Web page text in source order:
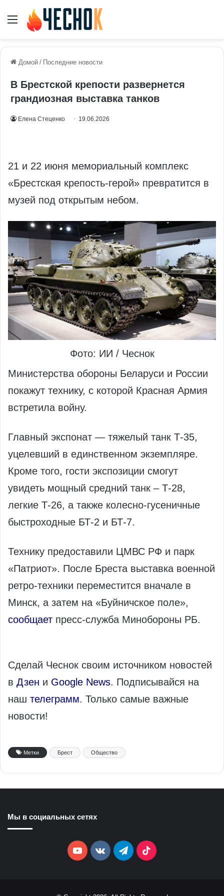
Меню
Домой / Последние новости
В Брестской крепости развернется
грандиозная выставка танков
Елена Стеценко 19.06.2026
21 и 22 июня мемориальный комплекс
«Брестская крепость-герой» превратится в
музей под открытым небом.
Фото: ИИ / Чеснок
Министерства обороны Беларуси и России
покажут технику, с которой Красная Армия
встретила войну.
Главный экспонат — тяжелый танк Т-35,
уцелевший в единственном экземпляре.
Кроме того, гости экспозиции смогут
увидеть мощный средний танк – Т-28,
легкие Т-26, а также колесно-гусеничные
быстроходные БТ-2 и БТ-7.
Технику предоставили ЦМВС РФ и парк
«Патриот». После Бреста выставка военной
ретро-техники переместится вначале в
Минск, а затем на «Буйничское поле»,
сообщает пресс-служба Минобороны РБ.
Сделай Чеснок своим источником новостей
в Дзен и Google News. Подписывайся на
наш телеграмм. Только самые важные
новости!
Метки Брест Общество
Мы в социальных сетях
YouTubevk.comTelegramTikTok